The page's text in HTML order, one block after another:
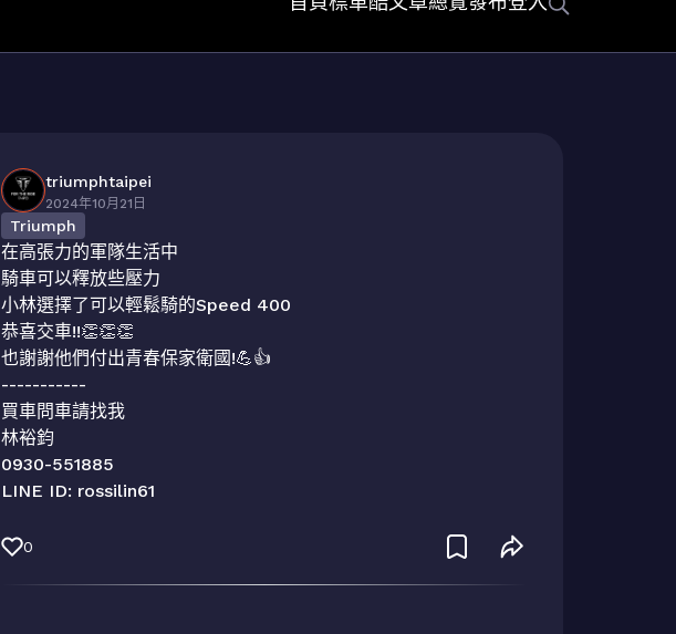
triumphtaipei
2024年10月21日
Triumph
在高張力的軍隊生活中
騎車可以釋放些壓力
小林選擇了可以輕鬆騎的Speed 400
恭喜交車!!👏👏👏
也謝謝他們付出青春保家衛國!💪👍
-----------
買車問車請找我
林裕鈞
0930-551885
LINE ID: rossilin61
0